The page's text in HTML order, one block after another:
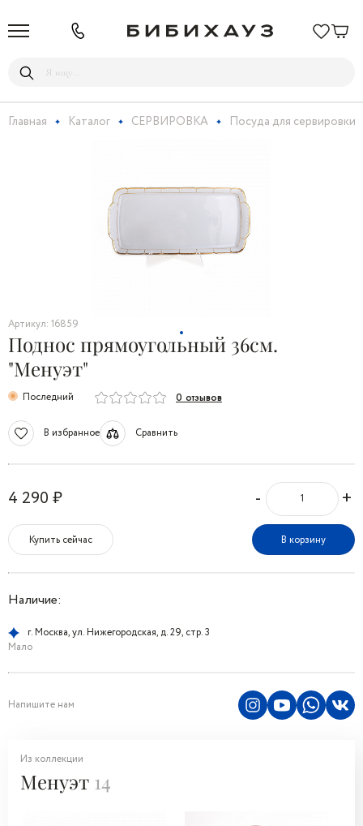
Главная Каталог СЕРВИРОВКА Посуда для сервировки
Артикул: 16859
Поднос прямоугольный 36см.
"Менуэт"
Последний 0 отзывов
В избранное Сравнить
4 290 ₽ - +
Купить сейчас В корзину
Наличие:
г. Москва, ул. Нижегородская, д. 29, стр. 3
Мало
Напишите нам
Из коллекции
Менуэт 14